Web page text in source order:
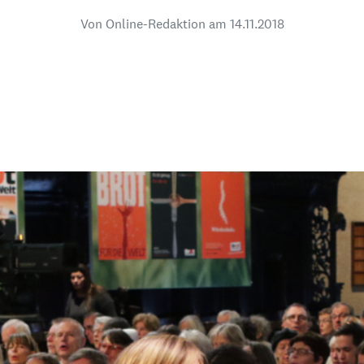
Stipendien
Jugend &
Von Online-Redaktion am 14.11.2018